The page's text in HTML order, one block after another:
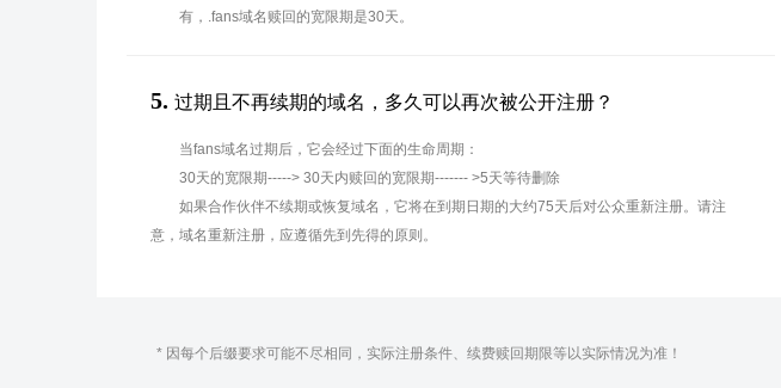
有，.fans域名赎回的宽限期是30天。
5. 过期且不再续期的域名，多久可以再次被公开注册？
当fans域名过期后，它会经过下面的生命周期：
30天的宽限期-----> 30天内赎回的宽限期------- >5天等待删除
如果合作伙伴不续期或恢复域名，它将在到期日期的大约75天后对公众重新注册。请注
意，域名重新注册，应遵循先到先得的原则。
* 因每个后缀要求可能不尽相同，实际注册条件、续费赎回期限等以实际情况为准！